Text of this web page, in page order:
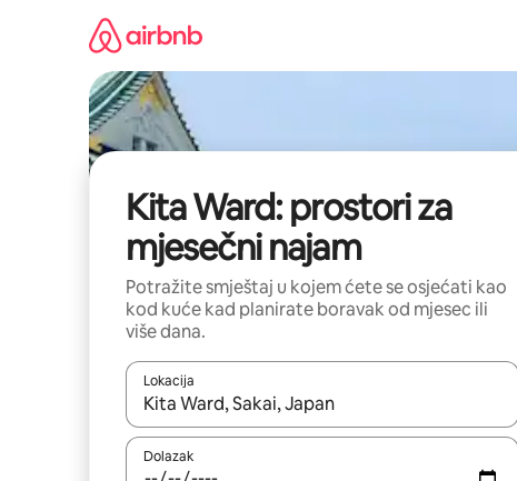
Kita Ward: prostori za
mjesečni najam
Potražite smještaj u kojem ćete se osjećati kao
kod kuće kad planirate boravak od mjesec ili
više dana.
Lokacija
Kada budu dostupni rezultati, moći ćete ih
Dolazak